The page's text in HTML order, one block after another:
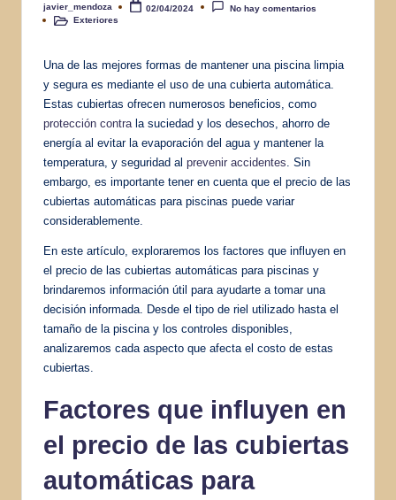
Publicado
por
javier_mendoza 02/04/2024
No hay comentarios
PublicadoExteriores
Una de las mejores formas de mantener una piscina limpia
y segura es mediante el uso de una cubierta automática.
Estas cubiertas ofrecen numerosos beneficios, como
protección contra la suciedad y los desechos, ahorro de
energía al evitar la evaporación del agua y mantener la
temperatura, y seguridad al prevenir accidentes . Sin
embargo, es importante tener en cuenta que el precio de las
cubiertas automáticas para piscinas puede variar
considerablemente.
En este artículo, exploraremos los factores que influyen en
el precio de las cubiertas automáticas para piscinas y
brindaremos información útil para ayudarte a tomar una
decisión informada. Desde el tipo de riel utilizado hasta el
tamaño de la piscina y los controles disponibles,
analizaremos cada aspecto que afecta el costo de estas
cubiertas.
Factores que influyen en
el precio de las cubiertas
automáticas para